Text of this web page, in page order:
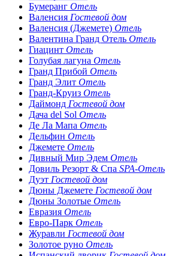
Бумеранг Отель
Валенсия Гостевой дом
Валенсия (Джемете) Отель
Валентина Гранд Отель Отель
Гиацинт Отель
Голубая лагуна Отель
Гранд Прибой Отель
Гранд Элит Отель
Гранд-Круиз Отель
Даймонд Гостевой дом
Дача del Sol Отель
Де Ла Мапа Отель
Дельфин Отель
Джемете Отель
Дивный Мир Эдем Отель
Довиль Резорт & Спа SPA-Отель
Дуэт Гостевой дом
Дюны Джемете Гостевой дом
Дюны Золотые Отель
Евразия Отель
Евро-Парк Отель
Журавли Гостевой дом
Золотое руно Отель